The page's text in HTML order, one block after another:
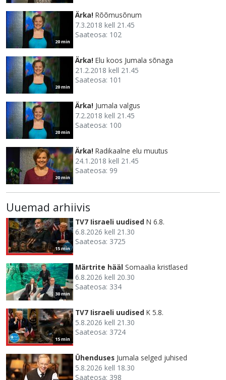
20 min
Ärka! Rõõmusõnum
7.3.2018 kell 21.45
Saateosa: 102
20 min
Ärka! Elu koos Jumala sõnaga
21.2.2018 kell 21.45
Saateosa: 101
20 min
Ärka! Jumala valgus
7.2.2018 kell 21.45
Saateosa: 100
20 min
Ärka! Radikaalne elu muutus
24.1.2018 kell 21.45
Saateosa: 99
Uuemad arhiivis
15 min
TV7 Iisraeli uudised N 6.8.
6.8.2026 kell 21.30
Saateosa: 3725
30 min
Märtrite hääl Somaalia kristlased
6.8.2026 kell 20.30
Saateosa: 334
15 min
TV7 Iisraeli uudised K 5.8.
5.8.2026 kell 21.30
Saateosa: 3724
Ühenduses Jumala selged juhised
5.8.2026 kell 18.30
Saateosa: 398